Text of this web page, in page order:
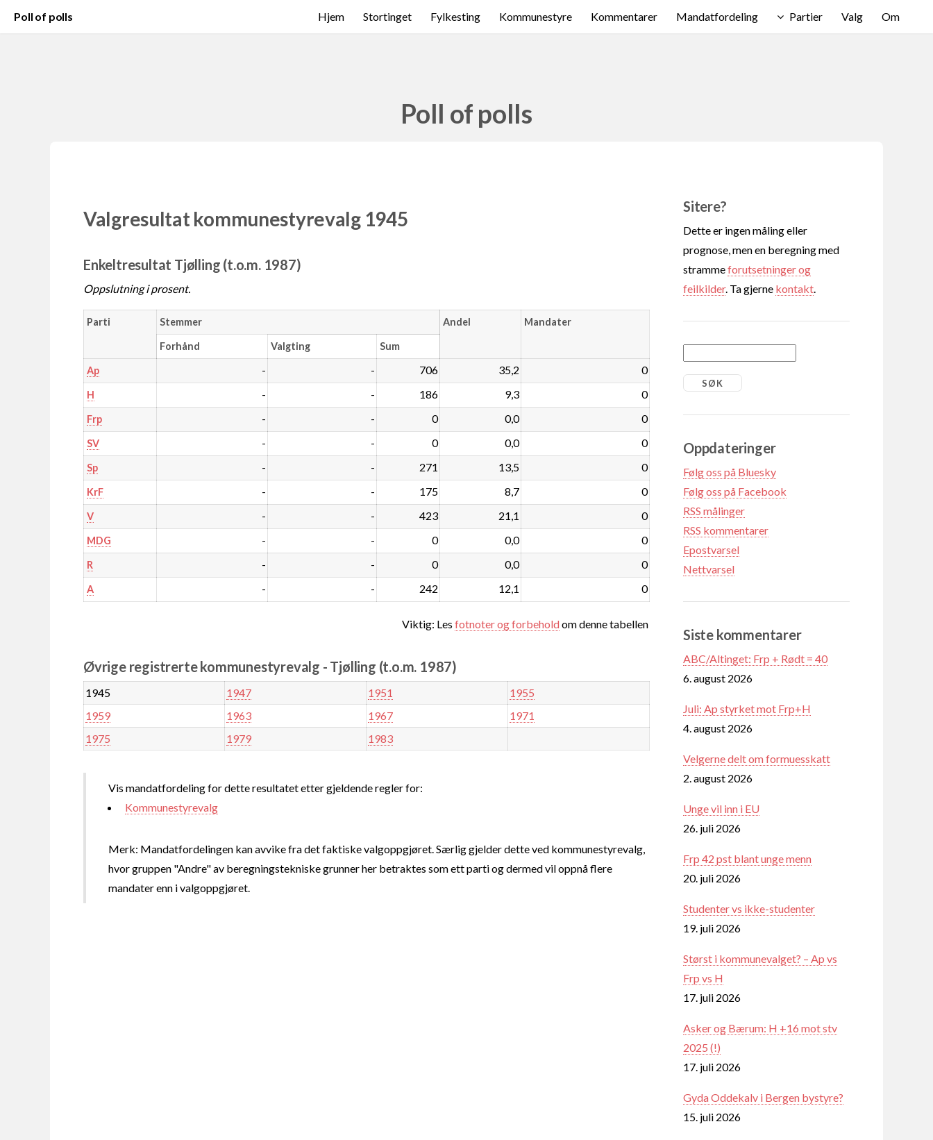
Poll of polls Hjem Stortinget Fylkesting Kommunestyre Kommentarer Mandatfordeling Partier Valg Om
Poll of polls
Valgresultat kommunestyrevalg 1945
Enkeltresultat Tjølling (t.o.m. 1987)
Oppslutning i prosent.
Parti Stemmer Andel Mandater
Forhånd Valgting Sum
Ap - - 706 35,2 0
H - - 186 9,3 0
Frp - - 0 0,0 0
SV - - 0 0,0 0
Sp - - 271 13,5 0
KrF - - 175 8,7 0
V - - 423 21,1 0
MDG - - 0 0,0 0
R - - 0 0,0 0
A - - 242 12,1 0
Viktig: Les fotnoter og forbeholdom denne tabellen
Øvrige registrerte kommunestyrevalg - Tjølling (t.o.m. 1987)
1945 1947 1951
1955
1959
1963 1967
1971
1975
1979 1983
Vis mandatfordeling for dette resultatet etter gjeldende regler for:
Kommunestyrevalg
Merk: Mandatfordelingen kan avvike fra det faktiske valgoppgjøret. Særlig gjelder dette ved kommunestyrevalg,
hvor gruppen "Andre" av beregningstekniske grunner her betraktes som ett parti og dermed vil oppnå flere
mandater enn i valgoppgjøret.
Sitere?
Dette er ingen måling eller
prognose, men en beregning med
strammeforutsetninger og
feilkilder. Ta gjerne kontakt
Oppdateringer
Følg oss på Bluesky
Følg oss på Facebook
RSS målinger
RSS kommentarer
Epostvarsel
Nettvarsel
Siste kommentarer
ABC/Altinget: Frp + Rødt = 40
6. august 2026
Juli: Ap styrket mot Frp+H
4. august 2026
Velgerne delt om formuesskatt
2. august 2026
Unge vil inn i EU
26. juli 2026
Frp 42 pst blant unge menn
20. juli 2026
Studenter vs ikke-studenter
19. juli 2026
Størst i kommunevalget? – Ap vs
Frp vs H
17. juli 2026
Asker og Bærum: H +16 mot stv
2025 (!)
17. juli 2026
Gyda Oddekalv i Bergen bystyre?
15. juli 2026